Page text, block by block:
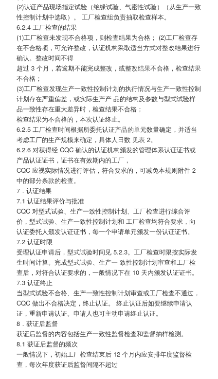
(2)认证产品现场指定试验（绝缘试验、气密性试验）（从生产一致
性控制计划中选取）。 工厂检查组负责抽取检查样本。
6.2.4 工厂检查的结果
(1)工厂检查未发现不合格项，则检查结果为合格； (2)工厂检查存
在不合格项，可允许整改，认证机构采取适当方式对整改结果进行
确认。整改时间不得
超过 3 个月，若逾期不能完成整改，或整改结果不合格，检查结果
不合格；
(3)工厂检查发现生产一致性控制计划的执行情况与生产一致性控制
计划存在严重偏差，或实际生产产 品的结构及参数与型式试验样
品一致性存在重大差异时，检查结果不合格；
检查结果为不合格的，本次认证终止。
6.2.5 工厂检查时间根据所委托认证产品的单元数量确定，并适当
考虑工厂的生产规模来确定，具体人日数 见表 2。
6.2.6 对获得经 CQC 确认的认证机构颁发的管理体系认证证书或
产品认证证书，证书在有效期内的工厂，
CQC 应视实际情况进行评估，符合要求的，可减免本规则附件 2
中的部分条款的检查。
7．认证结果
7.1 认证结果评价与批准
CQC 对型式试验、生产一致性控制计划、工厂检查进行综合评
价，型式试验、生产一致性控制计划和 工厂检查均符合要求，向
认证委托人颁发认证证书，每一个申请单元颁发一份认证证书。
7.2 认证时限
受理认证申请后，型式试验时间见 5.2.3。工厂检查时限按实际发
生时间计算。完成型式试验、生产一 致性控制计划审查和工厂检
查后，对符合认证要求的，一般情况下在 10 天内颁发认证证书。
7.3 认证终止
当型式试验不合格、生产一致性控制计划审查或工厂检查不通过，
CQC 做出不合格决定，终止认证。 终止认证后如要继续申请认
证，重新申请认证。申请人也可主动申请终止认证。
8．获证后监督
获证后监督的内容包括生产一致性监督检查和监督抽样检测。
8.1 获证后监督的频次
一般情况下，初始工厂检查结束后 12 个月内应安排年度监督检
查，每次年度获证后监督间隔不超过